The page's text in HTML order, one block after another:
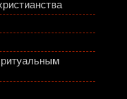
ритуальным